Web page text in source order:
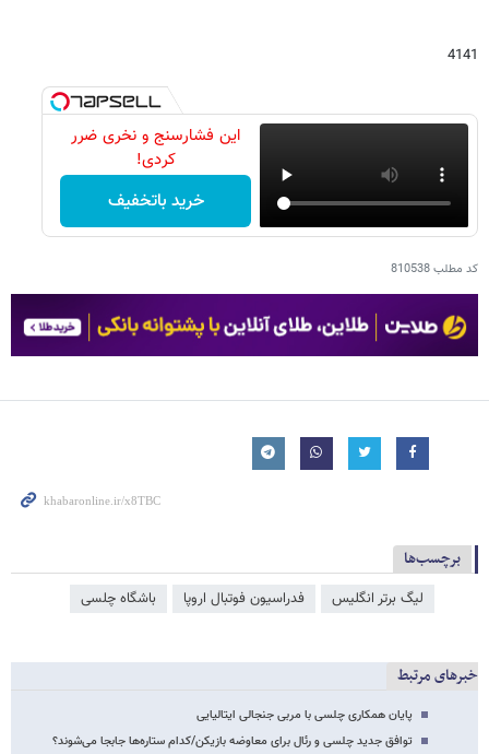
4141
این فشارسنج و نخری ضرر
کردی!
خرید باتخفیف
کد مطلب810538
برچسب‌ها
لیگ برتر انگلیس فدراسیون فوتبال اروپا باشگاه چلسی
خبرهای مرتبط
پایان همکاری چلسی با مربی جنجالی ایتالیایی
توافق جدید چلسی و رئال برای معاوضه بازیکن/کدام ستاره‌ها جابجا می‌شوند؟